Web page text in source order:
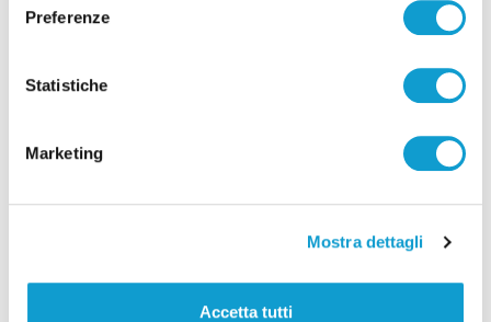
Preferenze
Statistiche
Marketing
Mostra dettagli
Accetta tutti
Sciopero metalmeccanici, nelle Marche
adesione oltre l’80%